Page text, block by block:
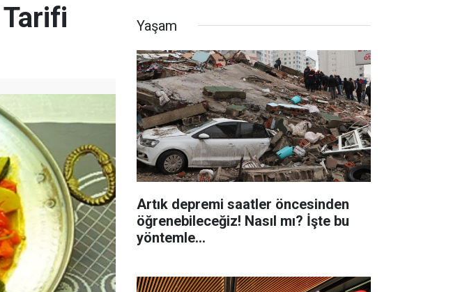
Yaşam
Artık depremi saatler öncesinden
öğrenebileceğiz! Nasıl mı? İşte bu
yöntemle...